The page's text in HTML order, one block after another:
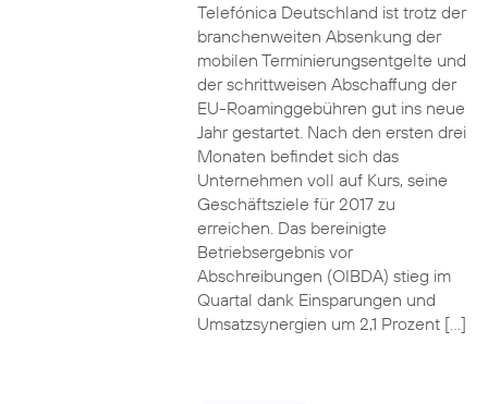
Telefónica Deutschland ist trotz der
branchenweiten Absenkung der
mobilen Terminierungsentgelte und
der schrittweisen Abschaffung der
EU-Roaminggebühren gut ins neue
Jahr gestartet. Nach den ersten drei
Monaten befindet sich das
Unternehmen voll auf Kurs, seine
Geschäftsziele für 2017 zu
erreichen. Das bereinigte
Betriebsergebnis vor
Abschreibungen (OIBDA) stieg im
Quartal dank Einsparungen und
Umsatzsynergien um 2,1 Prozent […]